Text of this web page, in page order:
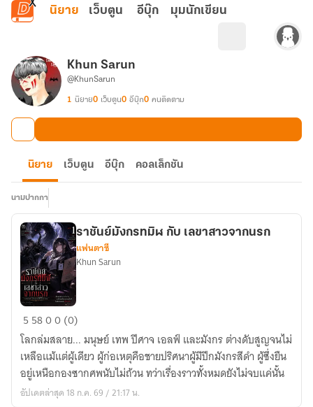
ข้ามไปยังเนื้อหาหลัก
นิยาย เว็บตูน อีบุ๊ก มุมนักเขียน
Khun Sarun
@KhunSarun
1 นิยาย0 เว็บตูน0 อีบุ๊ก0 คนติดตาม
นิยาย เว็บตูน อีบุ๊ก คอลเล็กชัน
นามปากกา
ราชันย์
มังกร
ทมิฬ
กับ
เลขา
สาว
ราชันย์มังกรทมิฬ กับ เลขาสาวจากนรก
แฟนตาซี
Khun Sarun
5 5800 (0)
โลกล่มสลาย... มนุษย์ เทพ ปีศาจ เอลฟ์ และมังกร ต่างดับสูญจนไม่
เหลือแม้แต่ผู้เดียว ผู้ก่อเหตุคือชายปริศนาผู้มีปีกมังกรสีดำ ผู้ซึ่งยืน
อยู่เหนือกองซากศพนับไม่ถ้วน ทว่าเรื่องราวทั้งหมดยังไม่จบแค่นั้น
อัปเดตล่าสุด 18 ก.ค. 69 / 21:17 น.